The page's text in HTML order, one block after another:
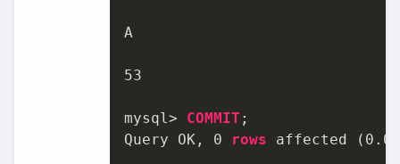
A
53
mysql> COMMIT ;
Query OK, 0 rows affected ( 0.00